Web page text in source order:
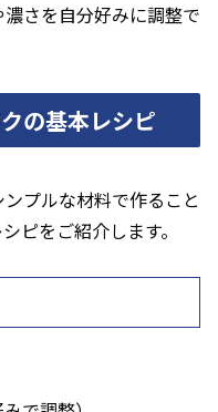
さを自分好みに調整で
の基本レシピ
プルな材料で作ること
ピをご紹介します。